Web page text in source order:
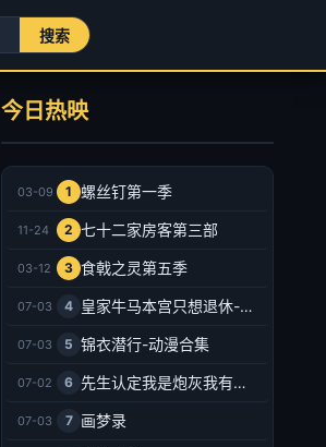
今日热映
03-09 1 螺丝钉第一季
11-24 2 七十二家房客第三部
03-12 3 食戟之灵第五季
07-03 4 皇家牛马本宫只想退休-动漫合集
07-03 5 锦衣潜行-动漫合集
07-02 6 先生认定我是炮灰我有十八皇兄撑腰-动漫合集
07-03 7 画梦录